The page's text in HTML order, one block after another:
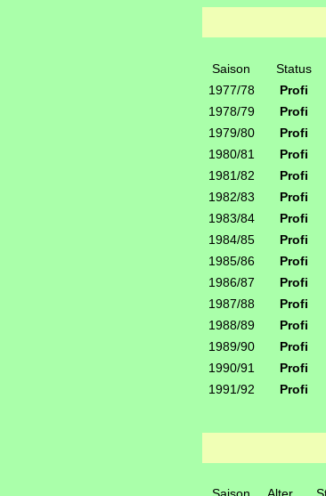
Saison Status
1977/78
Profi
1978/79
Profi
1979/80
Profi
1980/81
Profi
1981/82
Profi
1982/83
Profi
1983/84
Profi
1984/85
Profi
1985/86
Profi
1986/87
Profi
1987/88
Profi
1988/89
Profi
1989/90
Profi
1990/91
Profi
1991/92
Profi